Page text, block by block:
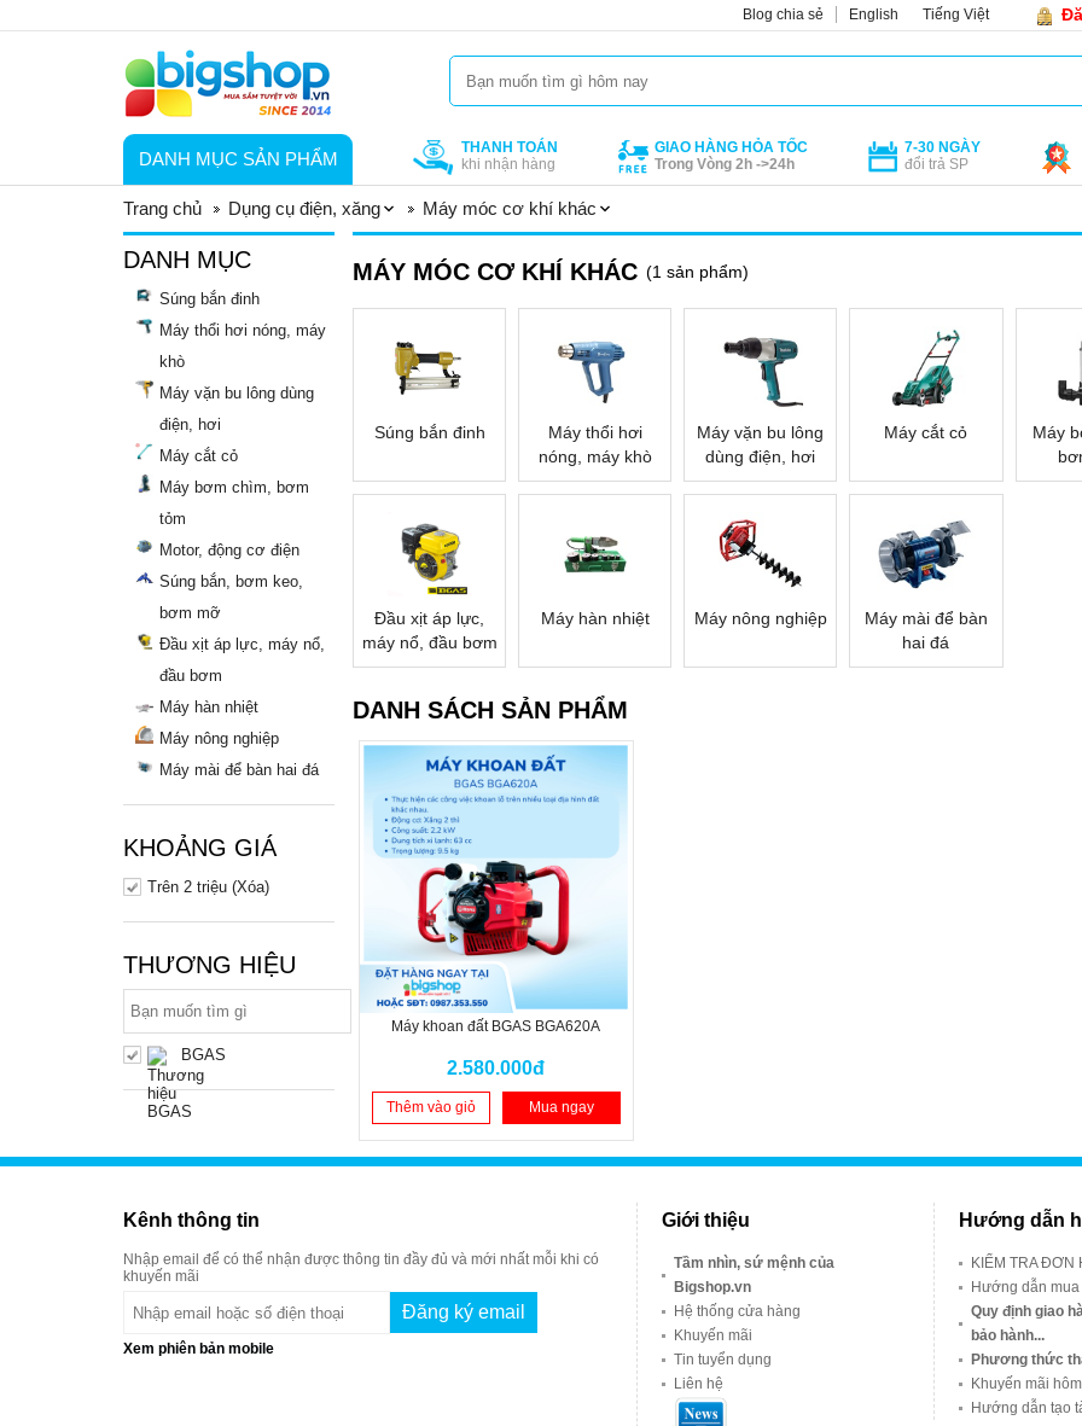
Blog chia sẻ English Tiếng Việt
DANH MỤC SẢN PHẨM
THANH TOÁN
khi nhận hàng
GIAO HÀNG HỎA TỐC
Trong Vòng 2h ->24h
7-30 NGÀY
đổi trả SP
Trang chủ Dụng cụ điện, xăng Máy móc cơ khí khác
DANH MỤC
Súng bắn đinh
Máy thổi hơi nóng, máy
khò
Máy vặn bu lông dùng
điện, hơi
Máy cắt cỏ
Máy bơm chìm, bơm
tỏm
Motor, động cơ điện
Súng bắn, bơm keo,
bơm mỡ
Đầu xịt áp lực, máy nổ,
đầu bơm
Máy hàn nhiệt
Máy nông nghiệp
Máy mài để bàn hai đá
KHOẢNG GIÁ
Trên 2 triệu (Xóa)
THƯƠNG HIỆU
BGAS
MÁY MÓC CƠ KHÍ KHÁC (1 sản phẩm)
Súng bắn đinh
Máy thổi hơi
nóng, máy khò
Máy vặn bu lông
dùng điện, hơi
Máy cắt cỏ
Máy
Đầu xịt áp lực,
máy nổ, đầu bơm
Máy hàn nhiệt Máy nông nghiệp
Máy mài để bàn
hai đá
DANH SÁCH SẢN PHẨM
Máy khoan đất BGAS BGA620A
2.580.000đ
Thêm vào giỏ Mua ngay
Kênh thông tin
Nhập email để có thể nhận được thông tin đầy đủ và mới nhất mỗi khi có
khuyến mãi
Xem phiên bản mobile
Giới thiệu
Tầm nhìn, sứ mệnh của
Bigshop.vn
Hệ thống cửa hàng
Khuyến mãi
Tin tuyển dụng
Liên hệ
Hướng dẫn
KIỂM TRA ĐƠN
Hướng dẫn
Quy định giao
bảo hành...
Phương thức
Khuyến mãi
Hướng dẫn tạo